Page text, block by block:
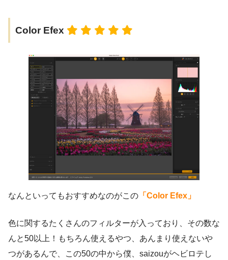
Color Efex
なんといってもおすすめなのがこの 「Color Efex」
色に関するたくさんのフィルターが入っており、その数な
んと50以上！もちろん使えるやつ、あんまり使えないや
つがあるんで、この50の中から僕、saizouがヘビロテし